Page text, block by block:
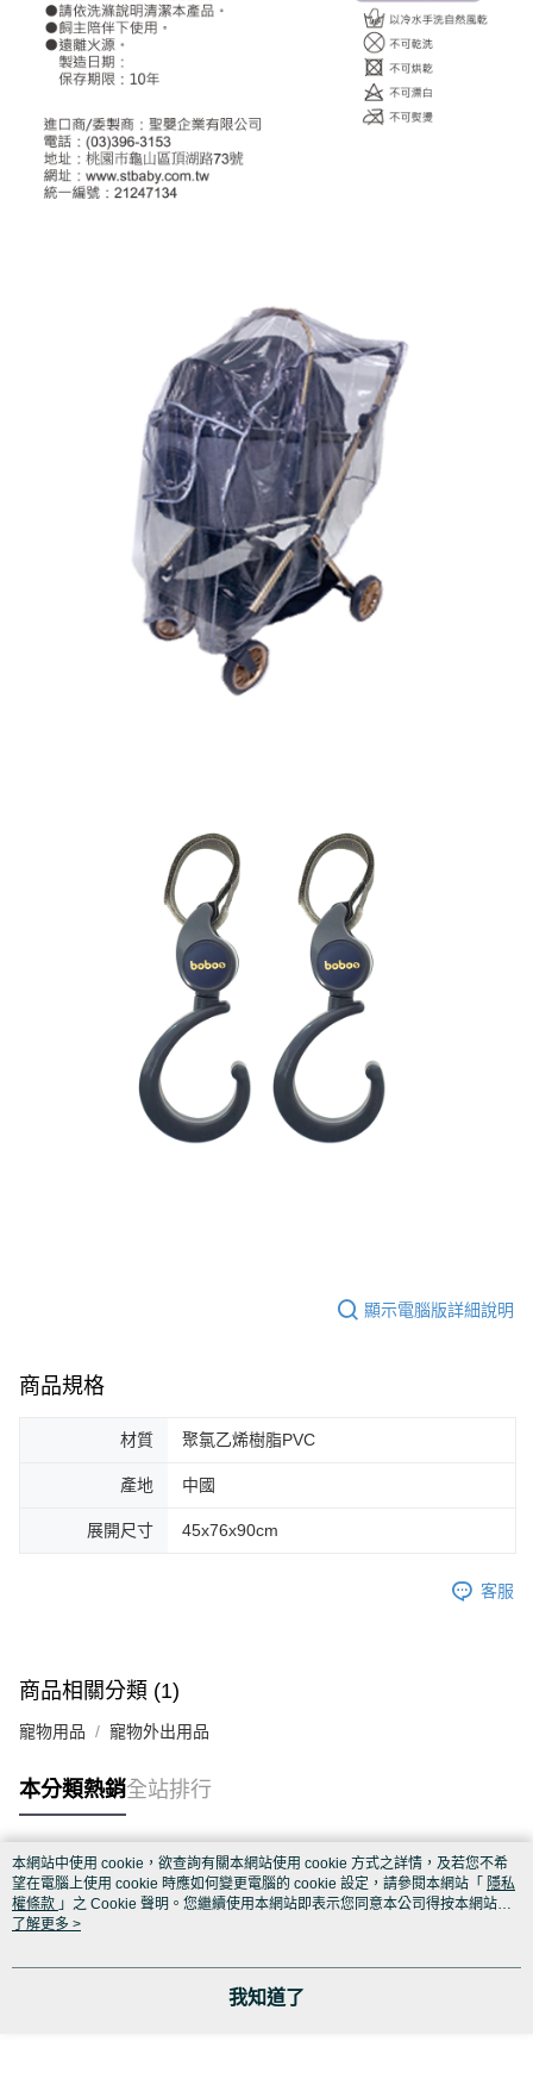
顯示電腦版詳細說明
商品規格
材質 聚氯乙烯樹脂PVC
產地 中國
展開尺寸 45x76x90cm
客服
商品相關分類 (1)
寵物用品 寵物外出用品
本分類熱銷全站排行
熱門標籤
本網站中使用 cookie，欲查詢有關本網站使用 cookie 方式之詳情，及若您不希
望在電腦上使用 cookie 時應如何變更電腦的 cookie 設定，請參閱本網站「 隱私
權條款 」之 Cookie 聲明。您繼續使用本網站即表示您同意本公司得按本網站使
用條款之 Cookie 聲明使用 cookie。
了解更多 >
我知道了